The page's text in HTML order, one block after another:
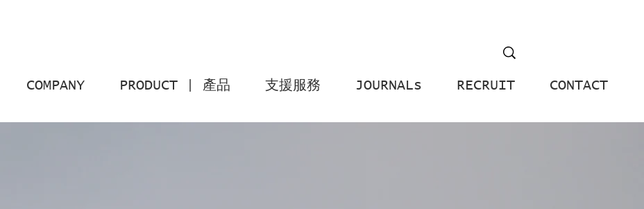
COMPANY PRODUCT | 產品 支援服務 JOURNALs RECRUIT CONTACT